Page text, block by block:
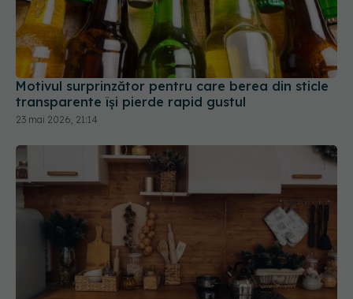
Motivul surprinzător pentru care berea din sticle
transparente își pierde rapid gustul
23 mai 2026, 21:14